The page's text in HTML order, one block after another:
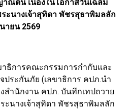
ณตน เนื่องในโอกาสวันเฉลิม
ะนางเจ้าสุทิดา พัชรสุธาพิมลลัก
ายน 2569
ธิการคณะกรรมการกำกับและ
ประกันภัย (เลขาธิการ คปภ.นำ
ำนักงาน คปภ. บันทึกเทปถวาย
ะนางเจ้าสุทิดา พัชรสุธาพิมลลัก